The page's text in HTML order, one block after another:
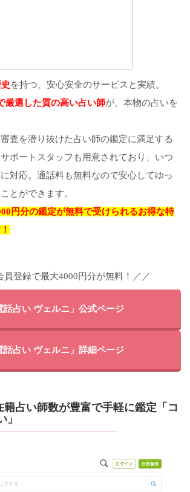
を持つ、安心安全のサービスと実績。
厳選した質の高い占い師が、本物の占いを
査を潜り抜けた占い師の鑑定に満足する
ポートスタッフも用意されており、いつ
対応。通話料も無料なので安心してゆっ
とができます。
円分の鑑定が無料で受けられるお得な特
員登録で最大4000円分が無料！／／
話占い ヴェルニ」公式ページ
話占い ヴェルニ」詳細ページ
籍占い師数が豊富で手軽に鑑定「コ
」